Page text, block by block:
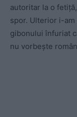
autoritar la o
spor. Ulterior i-
gibonului înfuriat
nu vorbește